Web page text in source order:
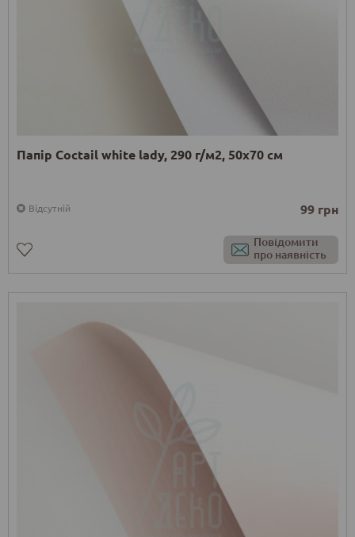
Папір Coctail white lady, 290 г/м2, 50x70 см
Відсутній 99 грн
Повідомити
про наявність